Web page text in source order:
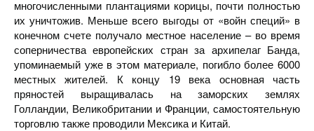
многочисленными плантациями корицы, почти полностью
их уничтожив. Меньше всего выгоды от «войн специй» в
конечном счете получало местное население – во время
соперничества европейских стран за архипелаг Банда,
упоминаемый уже в этом материале, погибло более 6000
местных жителей. К концу 19 века основная часть
пряностей выращивалась на заморских землях
Голландии, Великобритании и Франции, самостоятельную
торговлю также проводили Мексика и Китай.